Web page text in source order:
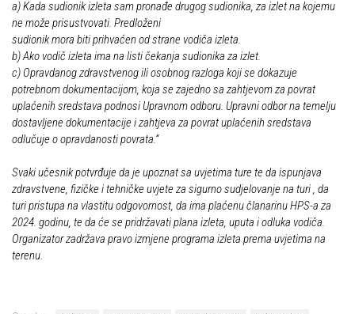
a) Kada sudionik izleta sam pronađe drugog sudionika, za izlet na kojemu
ne može prisustvovati. Predloženi
sudionik mora biti prihvaćen od strane vodiča izleta.
b) Ako vodič izleta ima na listi čekanja sudionika za izlet.
c) Opravdanog zdravstvenog ili osobnog razloga koji se dokazuje
potrebnom dokumentacijom, koja se zajedno sa zahtjevom za povrat
uplaćenih sredstava podnosi Upravnom odboru. Upravni odbor na temelju
dostavljene dokumentacije i zahtjeva za povrat uplaćenih sredstava
odlučuje o opravdanosti povrata.“
Svaki učesnik potvrđuje da je upoznat sa uvjetima ture te da ispunjava
zdravstvene, fizičke i tehničke uvjete za sigurno sudjelovanje na turi , da
turi pristupa na vlastitu odgovornost, da ima plaćenu članarinu HPS-a za
2024. godinu, te da će se pridržavati plana izleta, uputa i odluka vodiča.
Organizator zadržava pravo izmjene programa izleta prema uvjetima na
terenu.